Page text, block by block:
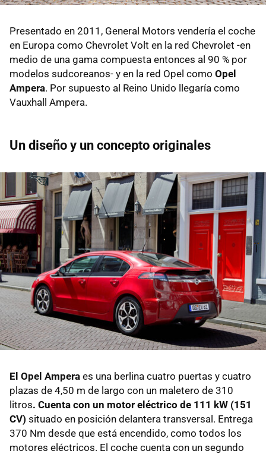
Presentado en 2011, General Motors vendería el coche
en Europa como Chevrolet Volt en la red Chevrolet -en
medio de una gama compuesta entonces al 90 % por
modelos sudcoreanos- y en la red Opel como Opel
Ampera. Por supuesto al Reino Unido llegaría como
Vauxhall Ampera.
Un diseño y un concepto originales
El Opel Ampera es una berlina cuatro puertas y cuatro
plazas de 4,50 m de largo con un maletero de 310
litros. Cuenta con un motor eléctrico de 111 kW (151
CV) situado en posición delantera transversal. Entrega
370 Nm desde que está encendido, como todos los
motores eléctricos. El coche cuenta con un segundo